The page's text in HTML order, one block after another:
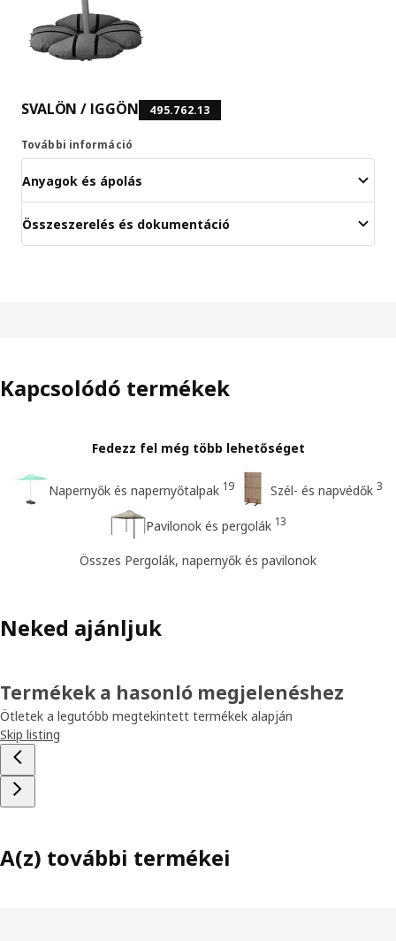
SVALÖN / IGGÖN 495.762.13
További információ
Anyagok és ápolás
Összeszerelés és dokumentáció
Kapcsolódó termékek
Fedezz fel még több lehetőséget
Napernyők és napernyőtalpak 19 Szél- és napvédők 3
Pavilonok és pergolák 13
Összes Pergolák, napernyők és pavilonok
Neked ajánljuk
Termékek a hasonló megjelenéshez
Ötletek a legutóbb megtekintett termékek alapján
Skip listing
A(z) további termékei